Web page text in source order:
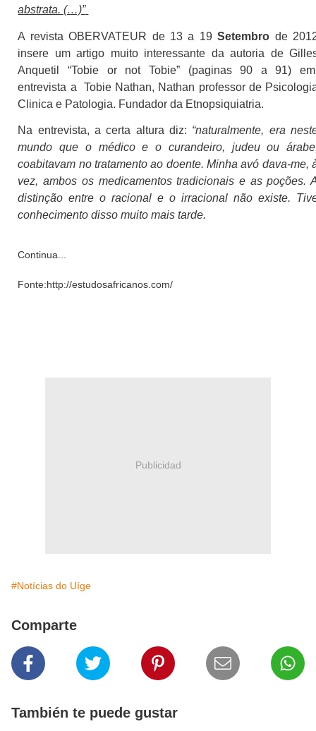
abstrata. (…)”
A revista OBERVATEUR de 13 a 19Setembro de
insere um artigo muito interessante da autoria de
Anquetil “Tobie or not Tobie” (paginas 90 a 91) em
entrevista a
Tobie Nathan, Nathan professor de
Clinica e Patologia. Fundador da Etnopsiquiatria.
Na entrevista, a certa altura diz: “naturalmente, era
mundo que o médico e o curandeiro, judeu ou
coabitavam no tratamento ao doente. Minha avó dava-me,
vez, ambos os medicamentos tradicionais e as poções.
distinção entre o racional e o irracional não existe.
conhecimento disso muito mais tarde.
Continua...
Fonte:http://estudosafricanos.com/
Publicidad
#Notícias do Uíge
Comparte
También te puede gustar